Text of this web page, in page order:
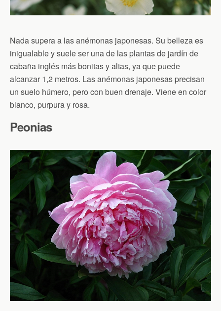
Nada supera a las anémonas japonesas. Su belleza es
inigualable y suele ser una de las plantas de jardín de
cabaña inglés más bonitas y altas, ya que puede
alcanzar 1,2 metros. Las anémonas japonesas precisan
un suelo húmero, pero con buen drenaje. Viene en color
blanco, purpura y rosa.
Peonias